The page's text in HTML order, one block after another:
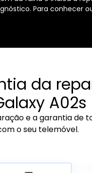
Para conhecer
da
A02s
e a garantia de
o seu telemóvel.